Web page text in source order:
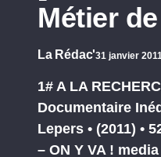
Métier
La Rédac'31 janvier
1# A LA
Documentaire
Lepers • (2011) •
– ON Y VA !